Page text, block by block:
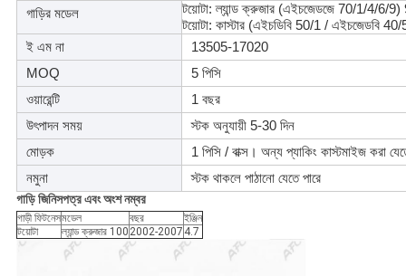
গাড়ির মডেল
টয়োটা: ল্যান্ড ক্রুজার (এইচজেডজে 70/1/4/6/
টয়োটা: কাস্টার (এইচডিবি 50/1 / এইচজেডবি
ই এম না
13505-17020
MOQ
5 পিসি
ওয়ারেন্টি
1 বছর
উৎপাদন সময়
স্টক অনুযায়ী 5-30 দিন
মোড়ক
1 পিসি / বাক্স। অন্য প্যাকিং কাস্টমাইজ করা
নমুনা
স্টক থাকলে পাঠানো যেতে পারে
গাড়িজিনিসপত্র এবং অংশ নম্বর
গাড়ী ফিটনেসমডেল বছর
ইঞ্জিন
টয়োটা
ল্যান্ড ক্রুজার 100 2002-2007 4.7